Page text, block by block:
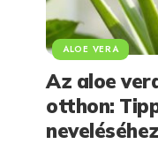
ALOE VERA
Az aloe
otthon:
neveléséhez